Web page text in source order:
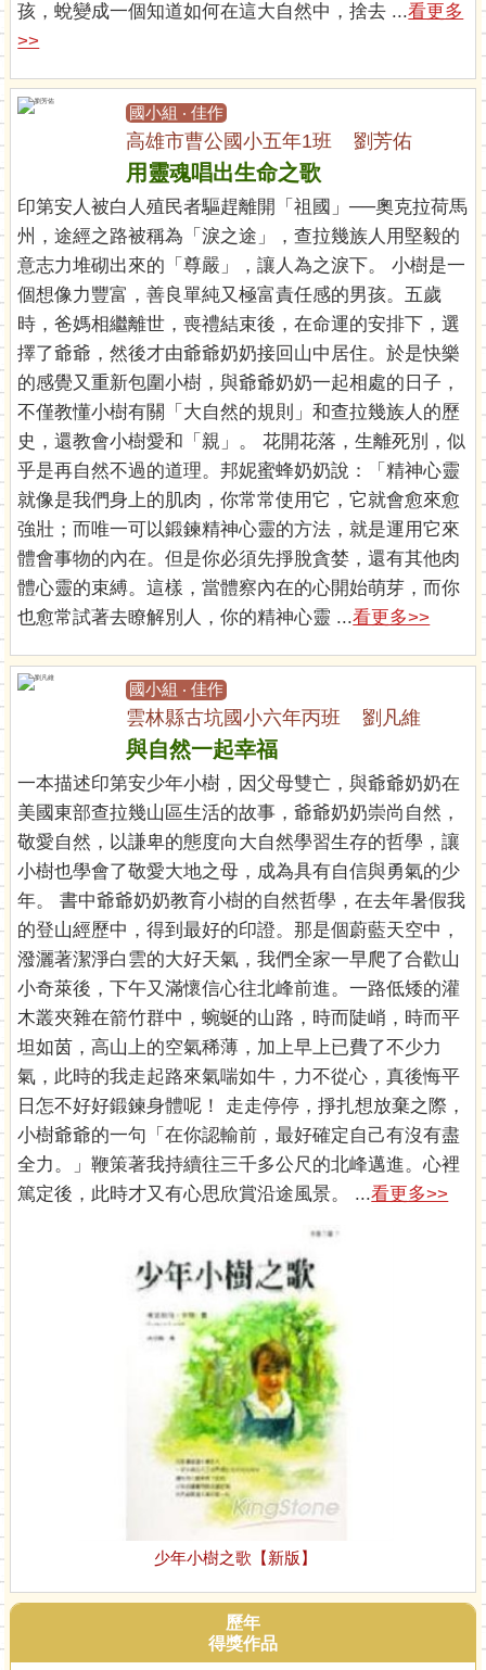
孩，蛻變成一個知道如何在這大自然中，捨去 ...看更多
>>
國小組 ‧ 佳作
高雄市曹公國小五年1班 劉芳佑
用靈魂唱出生命之歌
印第安人被白人殖民者驅趕離開「祖國」──奧克拉荷馬
州，途經之路被稱為「淚之途」，查拉幾族人用堅毅的
意志力堆砌出來的「尊嚴」，讓人為之淚下。 小樹是一
個想像力豐富，善良單純又極富責任感的男孩。五歲
時，爸媽相繼離世，喪禮結束後，在命運的安排下，選
擇了爺爺，然後才由爺爺奶奶接回山中居住。於是快樂
的感覺又重新包圍小樹，與爺爺奶奶一起相處的日子，
不僅教懂小樹有關「大自然的規則」和查拉幾族人的歷
史，還教會小樹愛和「親」。 花開花落，生離死別，似
乎是再自然不過的道理。邦妮蜜蜂奶奶說：「精神心靈
就像是我們身上的肌肉，你常常使用它，它就會愈來愈
強壯；而唯一可以鍛鍊精神心靈的方法，就是運用它來
體會事物的內在。但是你必須先掙脫貪婪，還有其他肉
體心靈的束縛。這樣，當體察內在的心開始萌芽，而你
也愈常試著去瞭解別人，你的精神心靈 ...看更多>>
國小組 ‧ 佳作
雲林縣古坑國小六年丙班 劉凡維
與自然一起幸福
一本描述印第安少年小樹，因父母雙亡，與爺爺奶奶在
美國東部查拉幾山區生活的故事，爺爺奶奶崇尚自然，
敬愛自然，以謙卑的態度向大自然學習生存的哲學，讓
小樹也學會了敬愛大地之母，成為具有自信與勇氣的少
年。 書中爺爺奶奶教育小樹的自然哲學，在去年暑假我
的登山經歷中，得到最好的印證。那是個蔚藍天空中，
潑灑著潔淨白雲的大好天氣，我們全家一早爬了合歡山
小奇萊後，下午又滿懷信心往北峰前進。一路低矮的灌
木叢夾雜在箭竹群中，蜿蜒的山路，時而陡峭，時而平
坦如茵，高山上的空氣稀薄，加上早上已費了不少力
氣，此時的我走起路來氣喘如牛，力不從心，真後悔平
日怎不好好鍛鍊身體呢！ 走走停停，掙扎想放棄之際，
小樹爺爺的一句「在你認輸前，最好確定自己有沒有盡
全力。」鞭策著我持續往三千多公尺的北峰邁進。心裡
篤定後，此時才又有心思欣賞沿途風景。 ...看更多>>
少年小樹之歌【新版】
歷年
得獎作品